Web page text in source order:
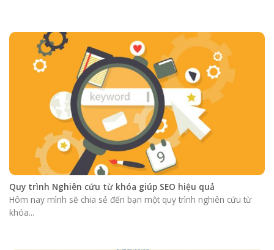
Quy trình Nghiên cứu từ khóa giúp SEO hiệu quả
Hôm nay mình sẽ chia sẻ đến bạn một quy trình nghiên cứu từ
khóa...